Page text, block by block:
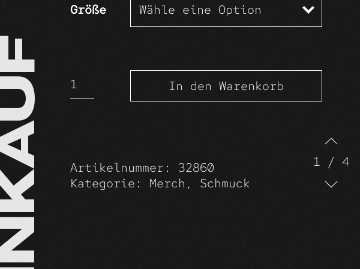
Größe
Kette
Britta
In den Warenkorb
Artikelnummer: 32860
Kategorie: Merch, Schmuck
1 / 4